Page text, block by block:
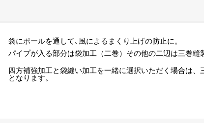
袋にポールを通して､風によるまくり上げの防止に。
パイプが入る部分は袋加工（二巻）その他の二辺は三巻縫
四方補強加工と袋縫い加工を一緒に選択いただく場合は、
となります。